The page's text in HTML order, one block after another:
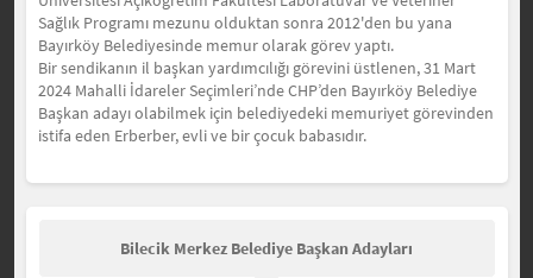
Sağlık Programı mezunu olduktan sonra 2012'den bu yana
Bayırköy Belediyesinde memur olarak görev yaptı.
Bir sendikanın il başkan yardımcılığı görevini üstlenen, 31 Mart
2024 Mahalli İdareler Seçimleri’nde CHP’den Bayırköy Belediye
Başkan adayı olabilmek için belediyedeki memuriyet görevinden
istifa eden Erberber, evli ve bir çocuk babasıdır.
Bilecik Merkez Belediye Başkan Adayları